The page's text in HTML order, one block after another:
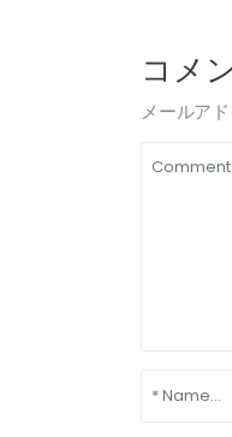
コメ
メールア